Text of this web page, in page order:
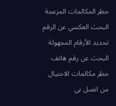
حظر المكالمات المزعجة
البحث العكسي عن الرقم
تحديد الأرقام المجهولة
البحث عن رقم هاتف
حظر مكالمات الاحتيال
من اتصل بي